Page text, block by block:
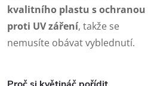
kvalitního plastu s ochranou
proti UV záření, takže se
nemusíte obávat vyblednutí.